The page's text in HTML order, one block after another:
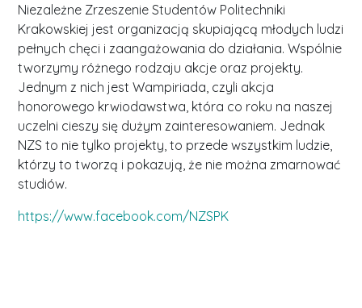
Niezależne Zrzeszenie Studentów Politechniki
Krakowskiej jest organizacją skupiającą młodych ludzi
pełnych chęci i zaangażowania do działania. Wspólnie
tworzymy różnego rodzaju akcje oraz projekty.
Jednym z nich jest Wampiriada, czyli akcja
honorowego krwiodawstwa, która co roku na naszej
uczelni cieszy się dużym zainteresowaniem. Jednak
NZS to nie tylko projekty, to przede wszystkim ludzie,
którzy to tworzą i pokazują, że nie można zmarnować
studiów.
https://www.facebook.com/NZSPK